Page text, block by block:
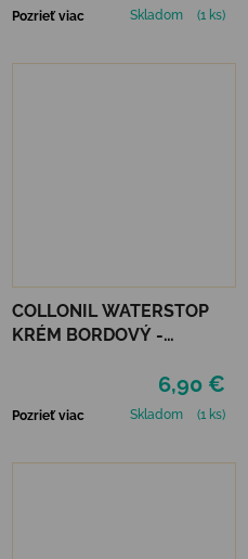
Pozrieť viac Skladom (1 ks)
COLLONIL WATERSTOP
KRÉM BORDOVÝ -
6,90 €
Pozrieť viac Skladom (1 ks)